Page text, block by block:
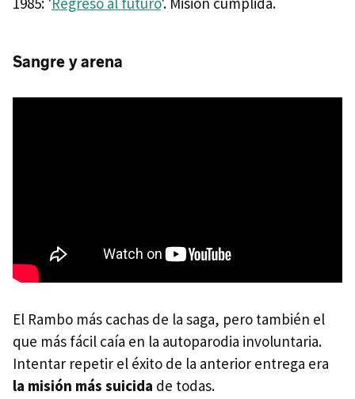
Sangre y arena
El Rambo más cachas de la saga, pero también el
que más fácil caía en la autoparodia involuntaria.
Intentar repetir el éxito de la anterior entrega era
la misión más suicida de todas.